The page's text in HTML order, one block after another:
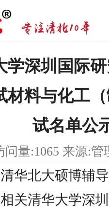
学深圳国际
材料与化工
试名单公
问量:1065 来源:管
华北大硕博辅
关清华大学深